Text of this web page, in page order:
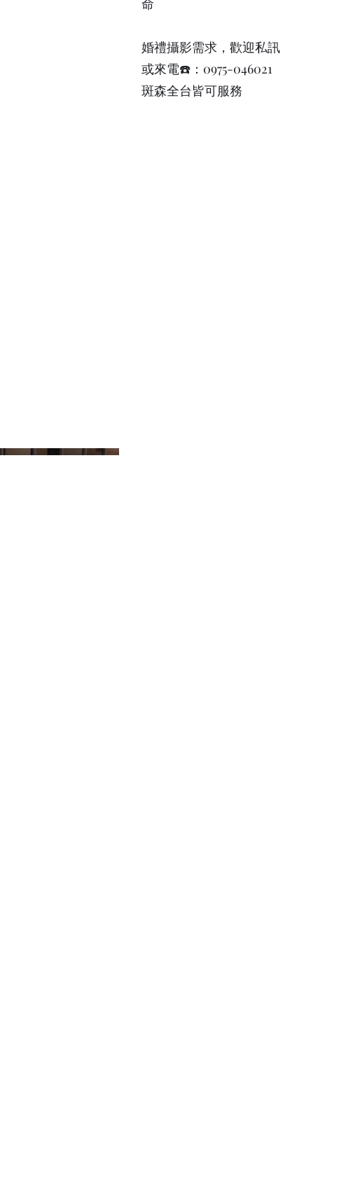
命
婚禮攝影需求，歡迎私訊
或來電☎️：0975-046021
斑森全台皆可服務